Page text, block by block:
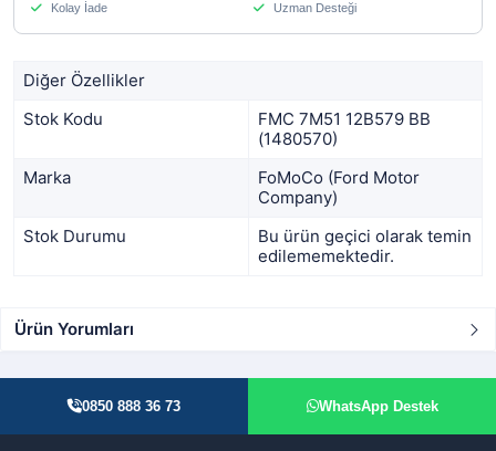
Kolay İade Uzman Desteği
Diğer Özellikler
Stok Kodu
FMC 7M51 12B579 BB
(1480570)
Marka
FoMoCo (Ford Motor
Company)
Stok Durumu
Bu ürün geçici olarak temin
edilememektedir.
Ürün Yorumları
0850 888 36 73 WhatsApp Destek